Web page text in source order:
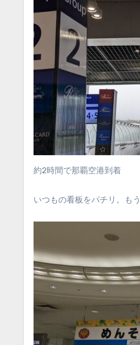
約2時間で那覇空港到着
いつもの看板をパチリ。も